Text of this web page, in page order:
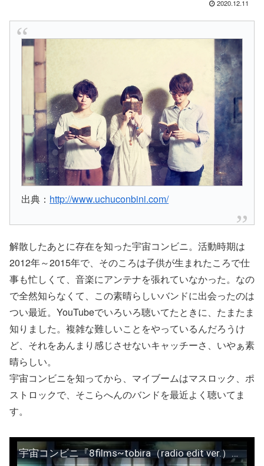
2020.12.11
出典： http://www.uchuconbini.com/
解散したあとに存在を知った宇宙コンビニ。活動時期は
2012年～2015年で、そのころは子供が生まれたころで仕
事も忙しくて、音楽にアンテナを張れていなかった。なの
で全然知らなくて、この素晴らしいバンドに出会ったのは
つい最近。YouTubeでいろいろ聴いてたときに、たまたま
知りました。複雑な難しいことをやっているんだろうけ
ど、それをあんまり感じさせないキャッチーさ、いやぁ素
晴らしい。
宇宙コンビニを知ってから、マイブームはマスロック、ポ
ストロックで、そこらへんのバンドを最近よく聴いてま
す。
宇宙コンビニ『8films~tobira（radio edit ver.）』Official Music Video